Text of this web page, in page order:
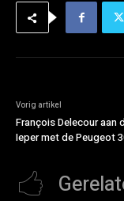
Vorig artikel
François Delecour aan
Ieper met de Peugeot